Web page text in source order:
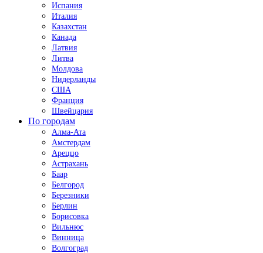
Испания
Италия
Казахстан
Канада
Латвия
Литва
Молдова
Нидерланды
США
Франция
Швейцария
По городам
Алма-Ата
Амстердам
Ареццо
Астрахань
Баар
Белгород
Березники
Берлин
Борисовка
Вильнюс
Винница
Волгоград